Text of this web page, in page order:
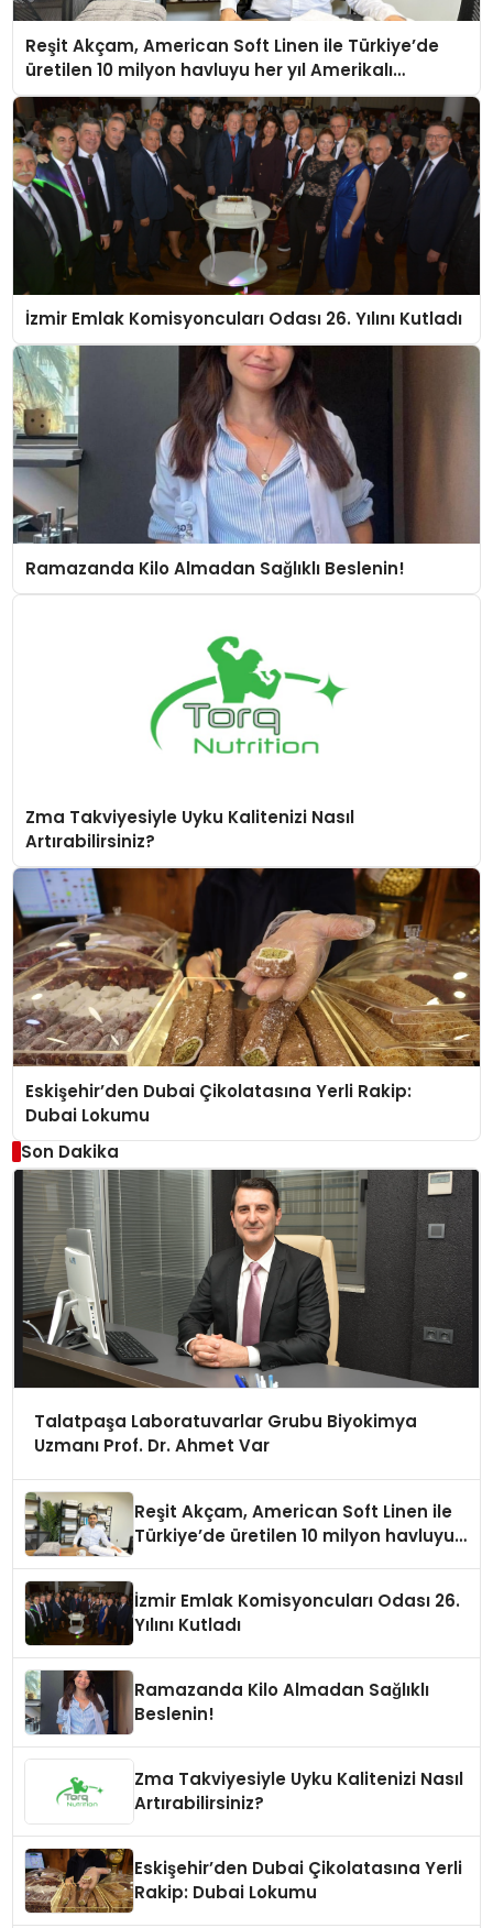
Reşit Akçam, American Soft Linen ile Türkiye’de
üretilen 10 milyon havluyu her yıl Amerikalı
tüketicilerle buluşturuyor
İzmir Emlak Komisyoncuları Odası 26. Yılını Kutladı
Ramazanda Kilo Almadan Sağlıklı Beslenin!
Zma Takviyesiyle Uyku Kalitenizi Nasıl
Artırabilirsiniz?
Eskişehir’den Dubai Çikolatasına Yerli Rakip:
Dubai Lokumu
Son Dakika
Talatpaşa Laboratuvarlar Grubu Biyokimya
Uzmanı Prof. Dr. Ahmet Var
Reşit Akçam, American Soft Linen ile
Türkiye’de üretilen 10 milyon havluyu
İzmir Emlak Komisyoncuları Odası 26.
Yılını Kutladı
Ramazanda Kilo Almadan Sağlıklı
Beslenin!
Zma Takviyesiyle Uyku Kalitenizi Nasıl
Artırabilirsiniz?
Eskişehir’den Dubai Çikolatasına Yerli
Rakip: Dubai Lokumu